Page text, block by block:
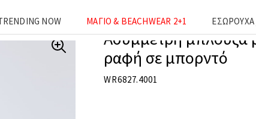
NOW ΜΑΓΙΟ & BEACHWEAR 2+1 ΕΣΩΡΟΥΧΑ
Ασύμμετρη μπλούζα
ραφή σε μπορντό
WR6827.4001